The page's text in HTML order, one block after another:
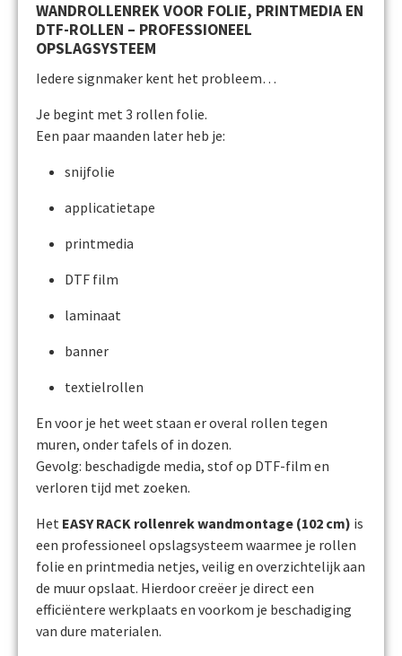
WANDROLLENREK VOOR FOLIE, PRINTMEDIA EN
DTF-ROLLEN – PROFESSIONEEL
OPSLAGSYSTEEM
Iedere signmaker kent het probleem…
Je begint met 3 rollen folie.
Een paar maanden later heb je:
snijfolie
applicatietape
printmedia
DTF film
laminaat
banner
textielrollen
En voor je het weet staan er overal rollen tegen
muren, onder tafels of in dozen.
Gevolg: beschadigde media, stof op DTF-film en
verloren tijd met zoeken.
Het EASY RACK rollenrek wandmontage (102 cm) is
een professioneel opslagsysteem waarmee je rollen
folie en printmedia netjes, veilig en overzichtelijk aan
de muur opslaat. Hierdoor creëer je direct een
efficiëntere werkplaats en voorkom je beschadiging
van dure materialen.